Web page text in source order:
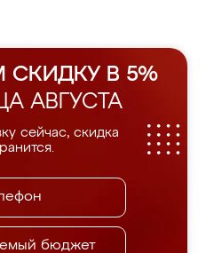
СКИДКУ В 5%
АВГУСТА
сейчас, скидка
бюджет